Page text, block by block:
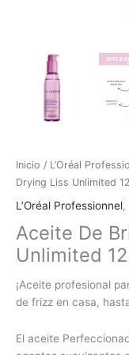
Inicio / L’Oréal
Drying Liss Unlimited
L’Oréal Professionnel,
Aceite De
Unlimited
¡Aceite profesional
de frizz en casa,
El aceite